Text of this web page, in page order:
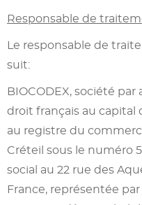
Responsable de
Le responsable de
suit:
BIOCODEX, société
droit français au
au registre du
Créteil sous le numéro
social au 22 rue des
France, représentée